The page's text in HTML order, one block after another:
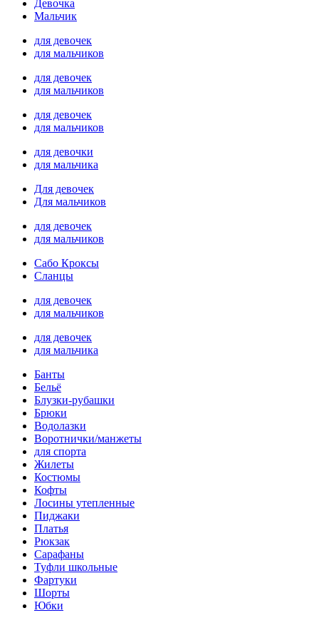
Девочка
Мальчик
для девочек
для мальчиков
для девочек
для мальчиков
для девочек
для мальчиков
для девочки
для мальчика
Для девочек
Для мальчиков
для девочек
для мальчиков
Сабо Кроксы
Сланцы
для девочек
для мальчиков
для девочек
для мальчика
Банты
Бельё
Блузки-рубашки
Брюки
Водолазки
Воротнички/манжеты
для спорта
Жилеты
Костюмы
Кофты
Лосины утепленные
Пиджаки
Платья
Рюкзак
Сарафаны
Туфли школьные
Фартуки
Шорты
Юбки